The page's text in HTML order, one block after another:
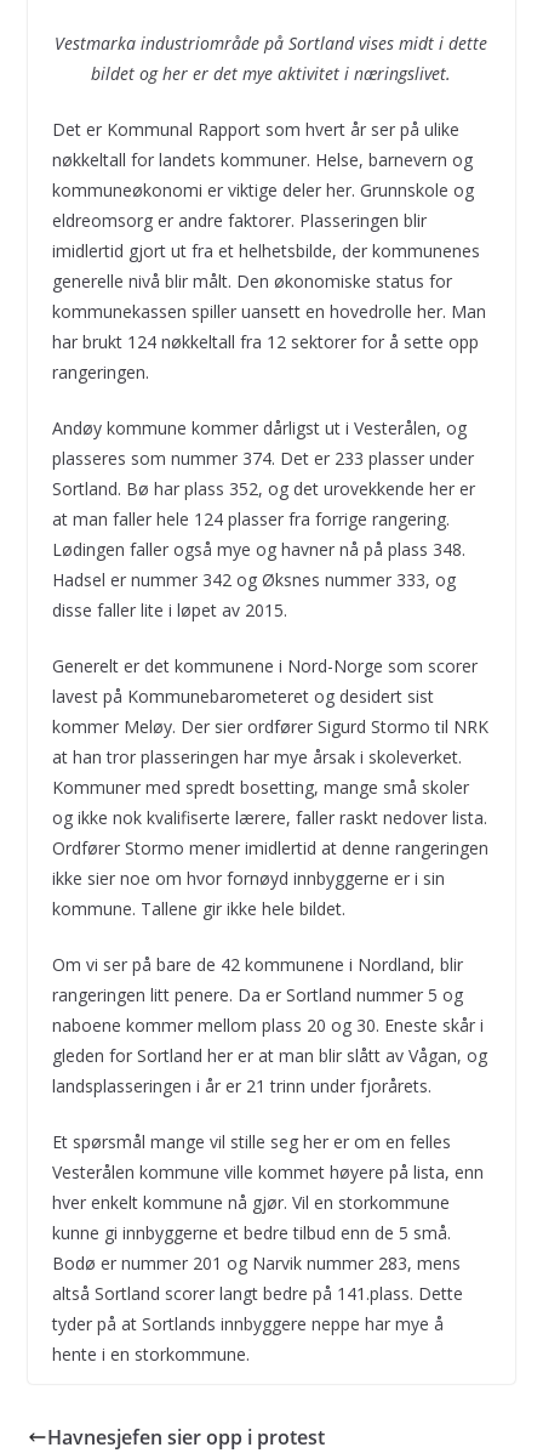
Vestmarka industriområde på Sortland vises midt i dette
bildet og her er det mye aktivitet i næringslivet.
Det er Kommunal Rapport som hvert år ser på ulike
nøkkeltall for landets kommuner. Helse, barnevern og
kommuneøkonomi er viktige deler her. Grunnskole og
eldreomsorg er andre faktorer. Plasseringen blir
imidlertid gjort ut fra et helhetsbilde, der kommunenes
generelle nivå blir målt. Den økonomiske status for
kommunekassen spiller uansett en hovedrolle her. Man
har brukt 124 nøkkeltall fra 12 sektorer for å sette opp
rangeringen.
Andøy kommune kommer dårligst ut i Vesterålen, og
plasseres som nummer 374. Det er 233 plasser under
Sortland. Bø har plass 352, og det urovekkende her er
at man faller hele 124 plasser fra forrige rangering.
Lødingen faller også mye og havner nå på plass 348.
Hadsel er nummer 342 og Øksnes nummer 333, og
disse faller lite i løpet av 2015.
Generelt er det kommunene i Nord-Norge som scorer
lavest på Kommunebarometeret og desidert sist
kommer Meløy. Der sier ordfører Sigurd Stormo til NRK
at han tror plasseringen har mye årsak i skoleverket.
Kommuner med spredt bosetting, mange små skoler
og ikke nok kvalifiserte lærere, faller raskt nedover lista.
Ordfører Stormo mener imidlertid at denne rangeringen
ikke sier noe om hvor fornøyd innbyggerne er i sin
kommune. Tallene gir ikke hele bildet.
Om vi ser på bare de 42 kommunene i Nordland, blir
rangeringen litt penere. Da er Sortland nummer 5 og
naboene kommer mellom plass 20 og 30. Eneste skår i
gleden for Sortland her er at man blir slått av Vågan, og
landsplasseringen i år er 21 trinn under fjorårets.
Et spørsmål mange vil stille seg her er om en felles
Vesterålen kommune ville kommet høyere på lista, enn
hver enkelt kommune nå gjør. Vil en storkommune
kunne gi innbyggerne et bedre tilbud enn de 5 små.
Bodø er nummer 201 og Narvik nummer 283, mens
altså Sortland scorer langt bedre på 141.plass. Dette
tyder på at Sortlands innbyggere neppe har mye å
hente i en storkommune.
Havnesjefen sier opp i protest